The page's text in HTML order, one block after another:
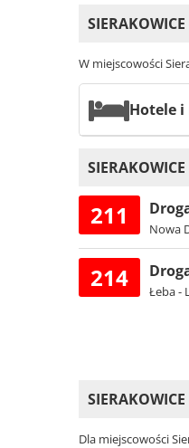
W miejscowości
Hotele
211 Nowa
214 Łeba -
Dla miejscowości